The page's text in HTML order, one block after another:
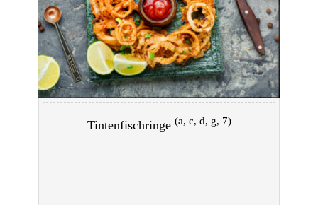
Tintenfischringe (a, c, d, g, 7)